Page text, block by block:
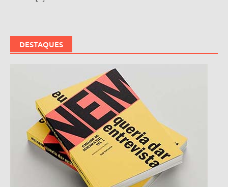
DESTAQUES